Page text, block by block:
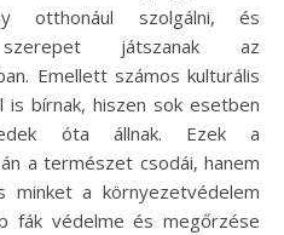
otthonául szolgálni, és
szerepet játszanak az
Emellett számos kulturális
bírnak, hiszen sok esetben
óta állnak. Ezek a
a természet csodái, hanem
minket a környezetvédelem
fák védelme és megőrzése